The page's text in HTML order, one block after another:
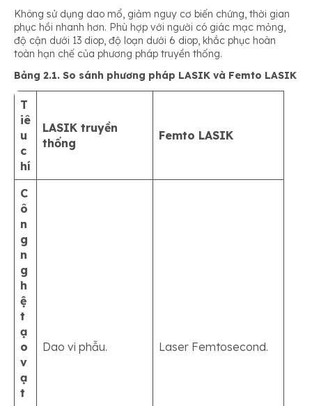
Không sử dụng dao mổ, giảm nguy cơ biến chứng, thời gian
phục hồi nhanh hơn. Phù hợp với người có giác mạc mỏng,
độ cận dưới 13 diop, độ loạn dưới 6 diop, khắc phục hoàn
toàn hạn chế của phương pháp truyền thống.
Bảng 2.1. So sánh phương pháp LASIK và Femto LASIK
T
iê
u
c
hí
LASIK truyền
thống
Femto LASIK
C
ô
n
g
n
g
h
ệ
t
ạ
o
v
ạ
t
Dao vi phẫu. Laser Femtosecond.